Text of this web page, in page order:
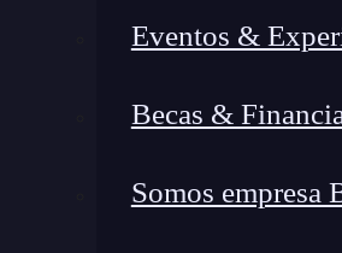
Eventos &
Becas &
Somos empresa
¿Qué es java.util.Date?